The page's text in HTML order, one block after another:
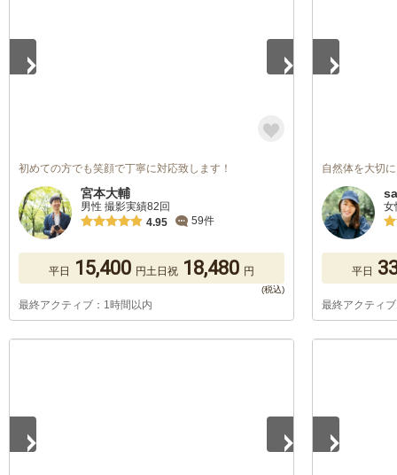
初めての方でも笑顔で丁寧に対応致します！
宮本大輔
男性 撮影実績82回
4.95
59件
平日 15,400 円土日祝 18,480 円
最終アクティブ：1時間以内
自然体を大切
女
平日
最終アクティ